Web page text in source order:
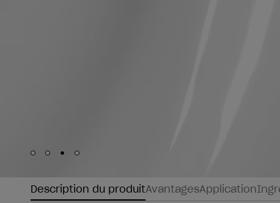
Skip to slide
Skip to slide
Skip to slide
Skip to slide
Description du produitAvantagesApplication